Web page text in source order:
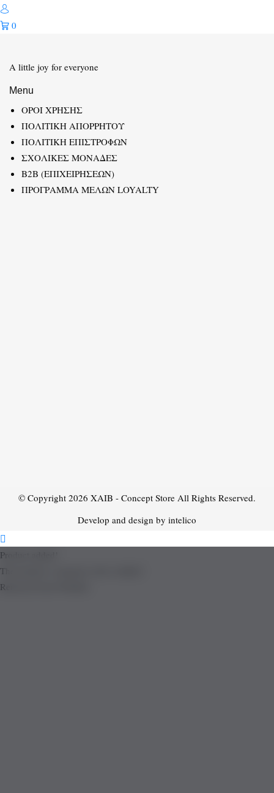
0
A little joy for everyone
Menu
ΟΡΟΙ ΧΡΗΣΗΣ
ΠΟΛΙΤΙΚΗ ΑΠΟΡΡΗΤΟΥ
ΠΟΛΙΤΙΚΗ ΕΠΙΣΤΡΟΦΩΝ
ΣΧΟΛΙΚΕΣ ΜΟΝΑΔΕΣ
B2B (ΕΠΙΧΕΙΡΗΣΕΩΝ)
ΠΡΟΓΡΑΜΜΑ ΜΕΛΩΝ LOYALTY
© Copyright 2026 XAIB - Concept Store All Rights Reserved.
Develop and design by intelico
Product added!
The product is already in the wishlist!
Removed from Wishlist